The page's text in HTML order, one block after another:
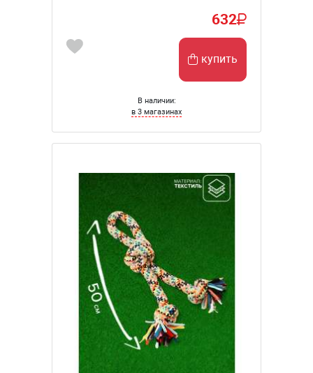
632
купить
В наличии:
в 3 магазинах